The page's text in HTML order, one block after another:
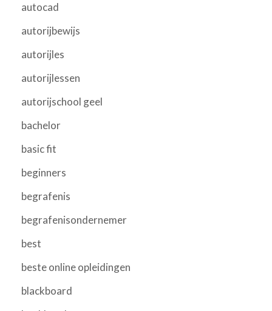
autocad
autorijbewijs
autorijles
autorijlessen
autorijschool geel
bachelor
basic fit
beginners
begrafenis
begrafenisondernemer
best
beste online opleidingen
blackboard